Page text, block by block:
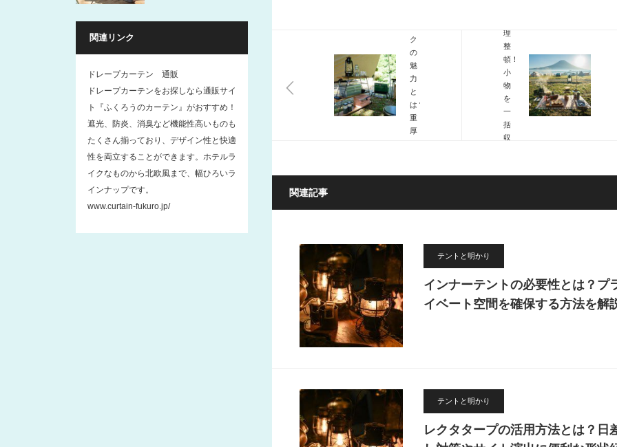
ク
の
魅
力
と
は？
重
厚
で
理
整
頓！
小
物
を
一
括
収
る
を
解
関連記事
テントと明かり
インナーテントの必要性とは？プ
イベート空間を確保する方法を解
テントと明かり
レクタタープの活用方法とは？日
に…
関連リンク
ドレープカーテン 通販
ドレープカーテンをお探しなら通販サイ
ト『ふくろうのカーテン』がおすすめ！
遮光、防炎、消臭など機能性高いものも
たくさん揃っており、デザイン性と快適
性を両立することができます。ホテルラ
イクなものから北欧風まで、幅ひろいラ
インナップです。
www.curtain-fukuro.jp/